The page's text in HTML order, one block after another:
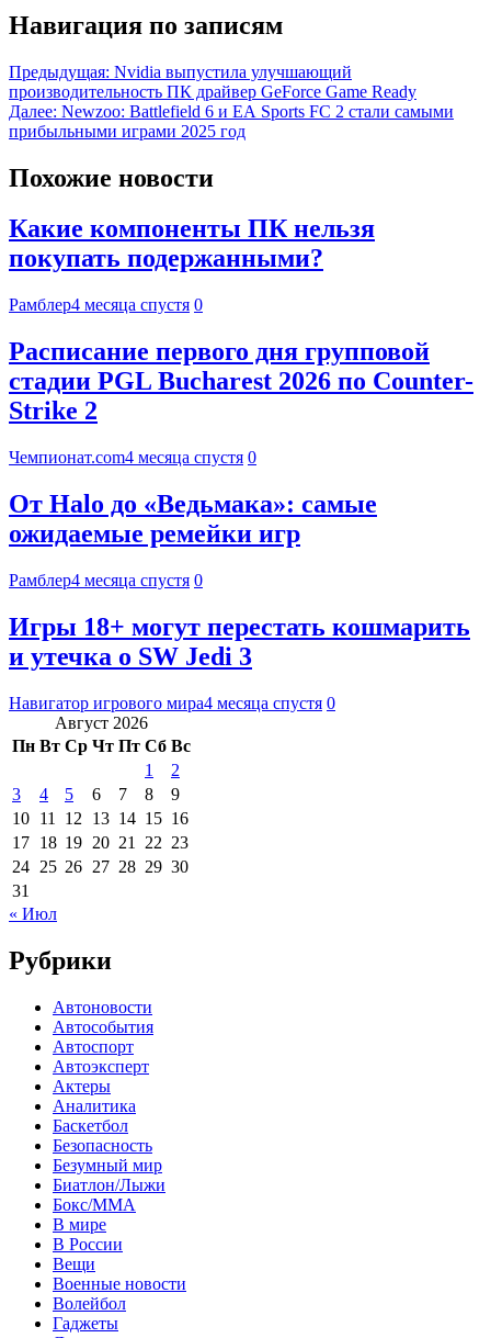
Навигация по записям
Предыдущая: Nvidia выпустила улучшающий
производительность ПК драйвер GeForce Game Ready
Далее: Newzoo: Battlefield 6 и EA Sports FC 2 стали самыми
прибыльными играми 2025 год
Похожие новости
Какие компоненты ПК нельзя
покупать подержанными?
Рамблер4 месяца спустя 0
Расписание первого дня групповой
стадии PGL Bucharest 2026 по Counter-
Strike 2
Чемпионат.com4 месяца спустя 0
От Halo до «Ведьмака»: самые
ожидаемые ремейки игр
Рамблер4 месяца спустя 0
Игры 18+ могут перестать кошмарить
и утечка о SW Jedi 3
Навигатор игрового мира4 месяца спустя 0
Август 2026
Пн Вт Ср Чт Пт Сб Вс
1
2
3
4 5 6 7 8
9
10 11 12 13 14 15 16
17 18 19 20 21 22 23
24 25 26 27 28 29 30
31
« Июл
Рубрики
Автоновости
Автособытия
Автоспорт
Автоэксперт
Актеры
Аналитика
Баскетбол
Безопасность
Безумный мир
Биатлон/Лыжи
Бокс/MMA
В мире
В России
Вещи
Военные новости
Волейбол
Гаджеты